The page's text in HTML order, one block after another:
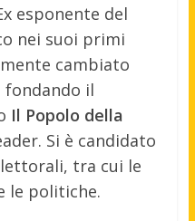
esponente del
nei suoi primi
cambiato
il
Il Popolo della
Si è candidato
tra cui le
le politiche.